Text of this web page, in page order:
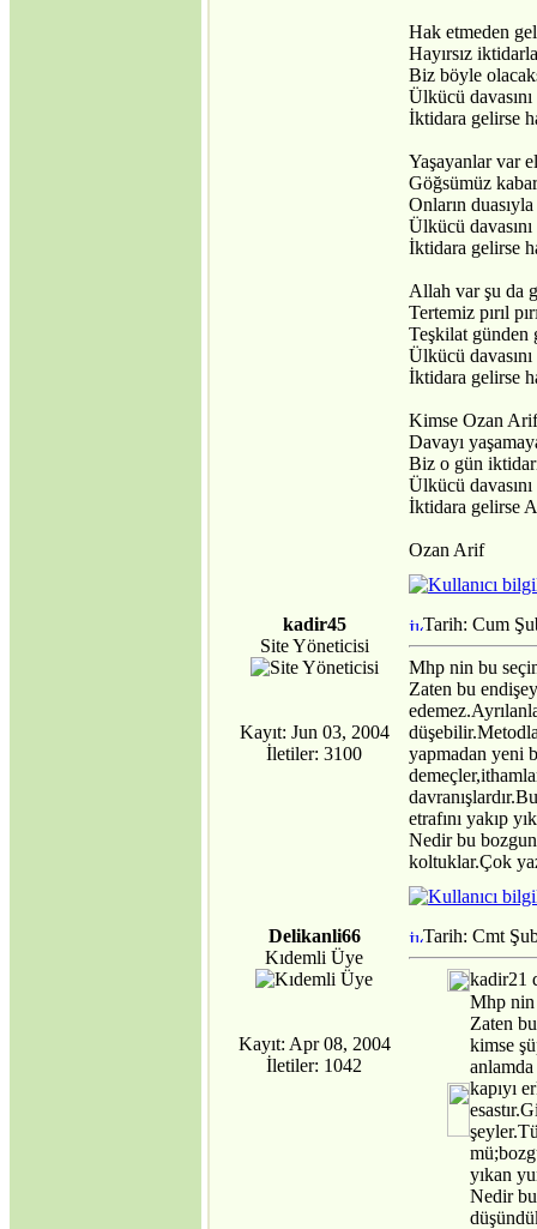
Hak etmeden
Hayırsız
Biz böyle
Ülkücü
İktidara gelirse
Yaşayanlar var
Göğsümüz
Onların
Ülkücü
İktidara gelirse
Allah var şu da
Tertemiz pırıl
Teşkilat günden
Ülkücü
İktidara gelirse
Kimse Ozan
Davayı
Biz o gün
Ülkücü
İktidara gelirse
Ozan Arif
kadir45
Site Yöneticisi
Kayıt: Jun 03, 2004
İletiler: 3100
Tarih: Cum
Mhp nin bu
Zaten bu
yapmadan yeni
etrafını yakıp
Nedir bu
koltuklar.Çok
Delikanli66
Kıdemli Üye
Kayıt: Apr 08, 2004
İletiler: 1042
Tarih: Cmt
kadir21
Mhp nin
Zaten
kimse
kapıyı
yıkan
Nedir